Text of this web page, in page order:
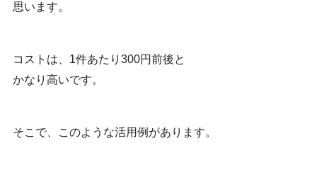
思います。
コストは、1件あたり300円前後と
かなり高いです。
そこで、このような活用例があります。